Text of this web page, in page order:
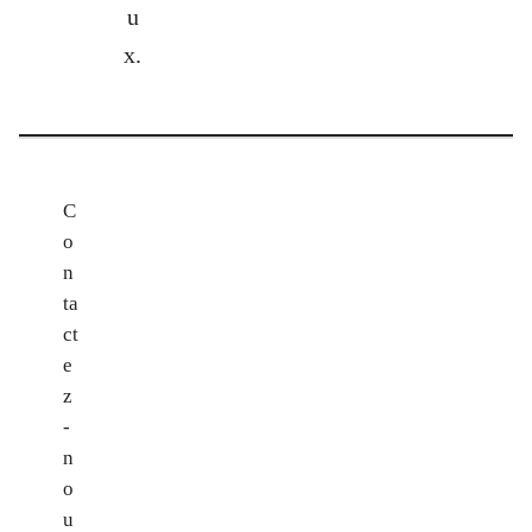
u
x.
C
o
n
ta
ct
e
z
-
n
o
u